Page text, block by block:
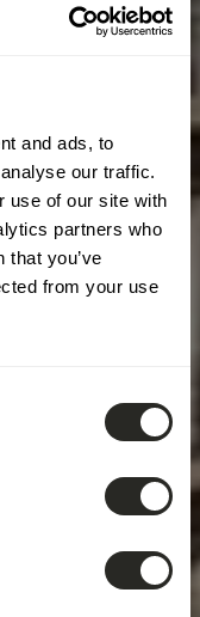
and ads, to
our traffic.
use of our site with
partners who
that you’ve
from your use